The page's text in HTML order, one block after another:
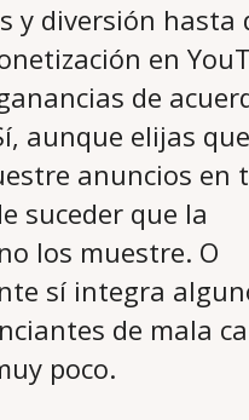
y diversión hasta
en
de
aunque elijas que
anuncios en
suceder que la
los muestre. O
sí integra
de mala
poco.